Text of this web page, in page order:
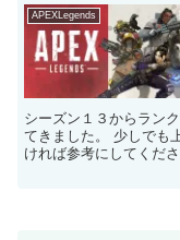
APEXLegends
シーズン１３からラン
てきました。 少しでも
ければ参考にしてくだ